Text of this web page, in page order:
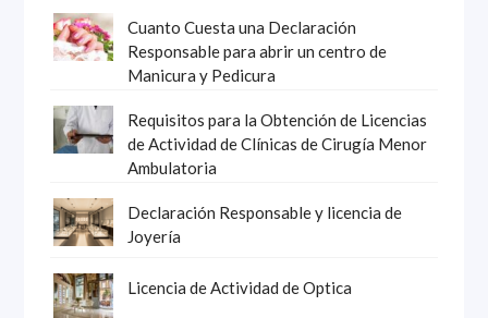
Cuanto Cuesta una Declaración
Responsable para abrir un centro de
Manicura y Pedicura
Requisitos para la Obtención de Licencias
de Actividad de Clínicas de Cirugía Menor
Ambulatoria
Declaración Responsable y licencia de
Joyería
Licencia de Actividad de Optica